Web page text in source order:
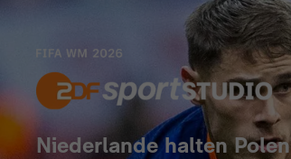
Niederlande halten